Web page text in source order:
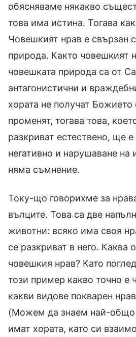
обясняваме някакво
това има истина. Тогава
Човешкият нрав е свързан
природа. Както човешкият
човешката природа са от
антагонистични и
хората не получат Божието
променят, тогава това,
разкриват естествено, ще
негативно и нарушаване на
няма съмнение.
Току-що говорихме за
вълците. Това са две
животни: всяко има своя
се разкриват в него. Каква
човешкия нрав? Като
този пример какво точно е
какви видове покварен
(Можем да знаем най-общо
имат хората, като си